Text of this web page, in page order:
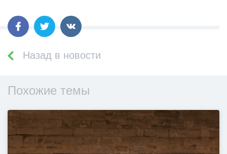
Назад в новости
Похожие темы